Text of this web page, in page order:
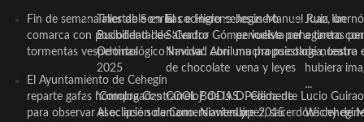
Fin de semana inestable en la
comarca con posibilidad de
tormentas vespertinas
El Ayuntamiento de Cehegín
reparte gafas homologadas
para observar el eclipse solar
Taller de Sonrisas e Higiene
Bucodental de ‘Centro
Odontológico Innova’. Abril
2025
‘Compra Contrarreloj’ de la
Asociación de Comerciantes y
El cocinero ceheginero
Salvador Gómez vuelve por
Navidad con una propuesta
de chocolate
COOL BODAS. Pedida de
mano. Noviembre 2015
Jesús Manuel Ruiz, un
periodista ceheginero con
mucha psicología, teatro
vena y leyes
D. Clemente Lucio Guirao
López, sacerdote
Juan
a tantas
de nuestra
hubiera
...
Wichy de